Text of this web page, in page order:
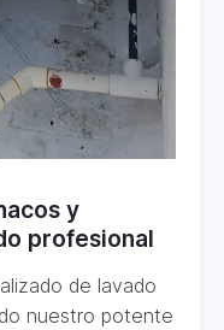
y
profesional
de lavado
nuestro potente